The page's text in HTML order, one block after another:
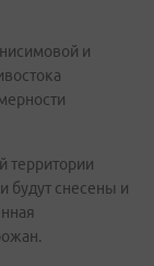
и
территории
будут снесены и